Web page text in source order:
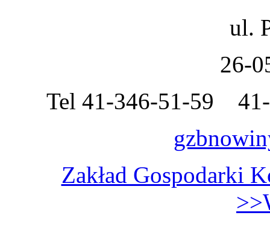
ul.
26-
Tel 41-346-51-59
Zakład Gospodarki